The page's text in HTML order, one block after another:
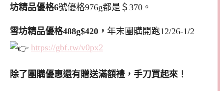
坊精品優格6號優格976g都是＄370。
雪坊精品優格488g$420， 年末團購開跑12/26-1/2
https://gbf.tw/v0px2
除了團購優惠還有贈送滿額禮，手刀買起來！